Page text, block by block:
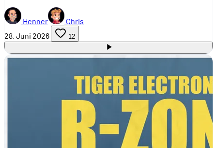
Henner
Chris
28. Juni 2026
12